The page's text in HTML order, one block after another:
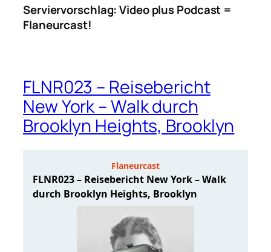
Serviervorschlag: Video plus Podcast =
Flaneurcast!
FLNR023 – Reisebericht
New York – Walk durch
Brooklyn Heights, Brooklyn